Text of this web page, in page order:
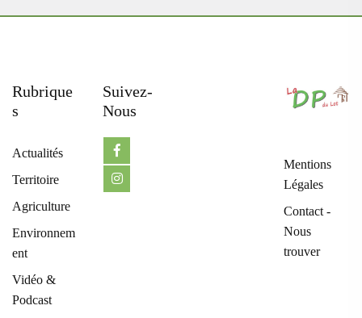
Rubrique
S
Actualités
Territoire
Agriculture
Environnem
ent
Vidéo &
Podcast
Suivez-
Nous
Mentions
Légales
Contact -
Nous
trouver